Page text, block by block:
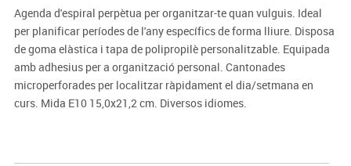
Agenda d'espiral perpètua per organitzar-te quan vulguis. Ideal
per planificar períodes de l'any específics de forma lliure. Disposa
de goma elàstica i tapa de polipropilè personalitzable. Equipada
amb adhesius per a organització personal. Cantonades
microperforades per localitzar ràpidament el dia/setmana en
curs. Mida E10 15,0x21,2 cm. Diversos idiomes.